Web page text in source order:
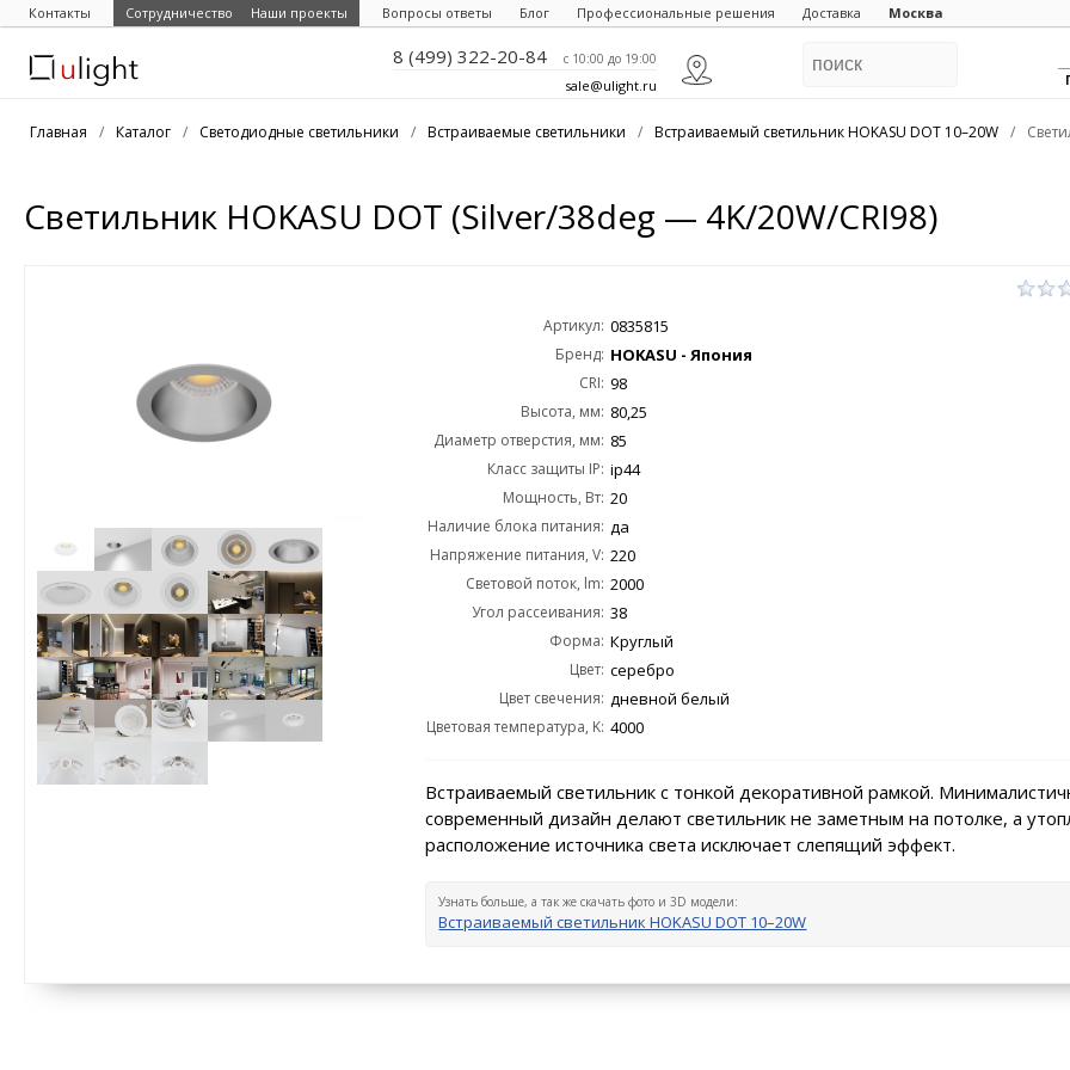
Контакты Сотрудничество Наши проекты Вопросы ответы Блог Профессиональные решения Доставка Москва
8 (499) 322-20-84 c 10:00 до 19:00
sale@ulight.ru
Главная / Каталог / Светодиодные светильники / Встраиваемые светильники / Встраиваемый светильник HOKASU DOT 10–20W /
Светильник HOKASU DOT (Silver/38deg — 4K/20W/CRI98)
Артикул: 0835815
Бренд: HOKASU - Япония
CRI: 98
Высота, мм: 80,25
Диаметр отверстия, мм: 85
Класс защиты IP: ip44
Мощность, Вт: 20
Наличие блока питания: да
Напряжение питания, V: 220
Световой поток, lm: 2000
Угол рассеивания: 38
Форма: Круглый
Цвет: серебро
Цвет свечения: дневной белый
Цветовая температура, K: 4000
Встраиваемый светильник с тонкой декоративной рамкой.
современный дизайн делают светильник не заметным на потолке, а
расположение источника света исключает слепящий эффект.
Узнать больше, а так же скачать фото и 3D модели:
Встраиваемый светильник HOKASU DOT 10–20W